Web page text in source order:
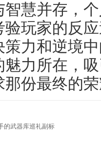
慧并存，
玩家的反
力和逆境
力所在，
份最终的
的武器库巡礼副标